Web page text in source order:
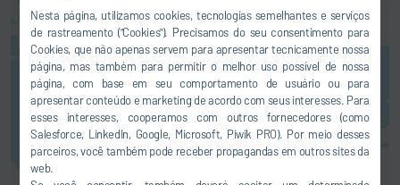
Nesta página, utilizamos cookies, tecnologias semelhantes e serviços
de rastreamento ("Cookies"). Precisamos do seu consentimento para
Cookies, que não apenas servem para apresentar tecnicamente nossa
página, mas também para permitir o melhor uso possível de nossa
página, com base em seu comportamento de usuário ou para
apresentar conteúdo e marketing de acordo com seus interesses. Para
esses interesses, cooperamos com outros fornecedores (como
Salesforce, LinkedIn, Google, Microsoft, Piwik PRO). Por meio desses
parceiros, você também pode receber propagandas em outros sites da
web.
Aqui você pode ativar um serviço
de mapas. Isso resultará na
transferência de seus dados
(como o seu endereço IP) ao
respectivo fornecedor, assim
como esclarecemos em nossa
Declaração de proteção de dados